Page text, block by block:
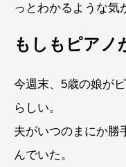
っとわかるような気
もしもピアノ
今週末、5歳の娘が
らしい。
夫がいつのまにか勝
んでいた。